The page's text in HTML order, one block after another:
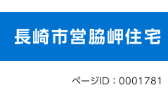
長崎市営脇岬住宅
ページID：0001781